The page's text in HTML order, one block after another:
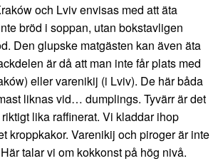
och Lviv envisas med att äta
bröd i soppan, utan bokstavligen
Den glupske matgästen kan även äta
är då att man inte får plats med
eller varenikij (i Lviv). De här båda
liknas vid… dumplings. Tyvärr är det
lika raffinerat. Vi kladdar ihop
kroppkakor. Varenikij och piroger är inte
talar vi om kokkonst på hög nivå.